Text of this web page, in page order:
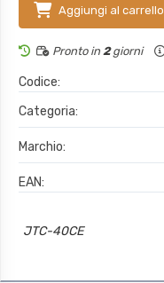
Aggiungi al carrello
Pronto in 2giorni
Codice:
Categoria:
Marchio:
EAN:
JTC-40CE